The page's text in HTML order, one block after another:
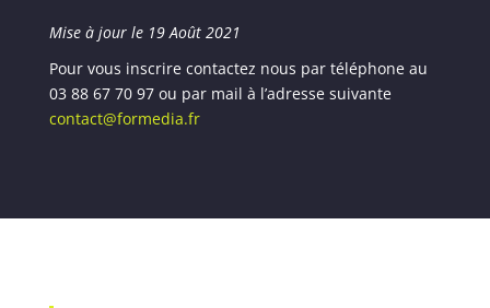
Mise à jour le 19 Août 2021
Pour vous inscrire contactez nous par téléphone au
03 88 67 70 97 ou par mail à l’adresse suivante
contact@formedia.fr